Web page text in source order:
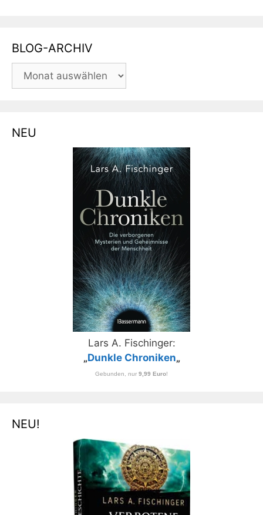
BLOG-ARCHIV
BLOG-
ARCHIV
NEU
Lars A. Fischinger:
„Dunkle Chroniken„
Gebunden, nur 9,99 Euro!
NEU!